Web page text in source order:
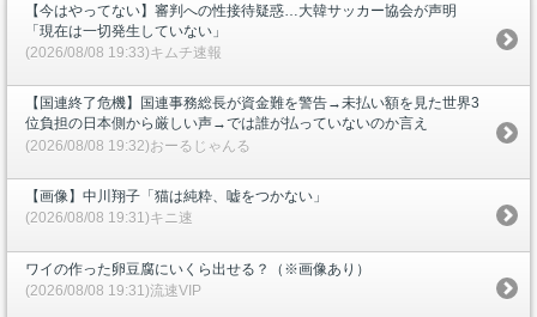
【今はやってない】審判への性接待疑惑…大韓サッカー協会が声明
「現在は一切発生していない」
(2026/08/08 19:33)キムチ速報
【国連終了危機】国連事務総長が資金難を警告→未払い額を見た世界3
位負担の日本側から厳しい声→では誰が払っていないのか言え
(2026/08/08 19:32)おーるじゃんる
【画像】中川翔子「猫は純粋、嘘をつかない」
(2026/08/08 19:31)キニ速
ワイの作った卵豆腐にいくら出せる？（※画像あり）
(2026/08/08 19:31)流速VIP